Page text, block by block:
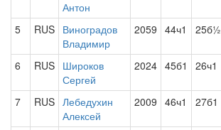
Антон
5 RUS Виноградов
Владимир
2059 44ч1 25б½
6 RUS Широков
Сергей
2024 45б1 26ч1
7 RUS Лебедухин
Алексей
2009 46ч1 27б1